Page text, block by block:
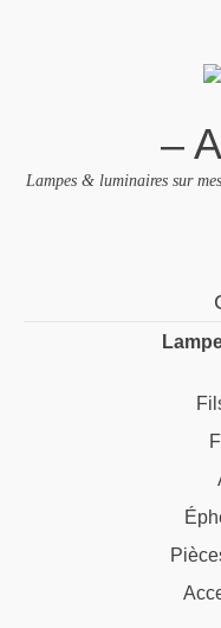
–
Lampes & luminaires sur